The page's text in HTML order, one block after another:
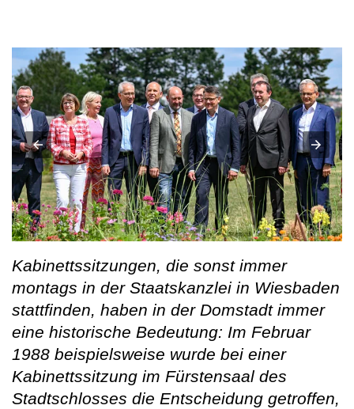
Kabinettssitzungen, die sonst immer
montags in der Staatskanzlei in Wiesbaden
stattfinden, haben in der Domstadt immer
eine historische Bedeutung: Im Februar
1988 beispielsweise wurde bei einer
Kabinettssitzung im Fürstensaal des
Stadtschlosses die Entscheidung getroffen,